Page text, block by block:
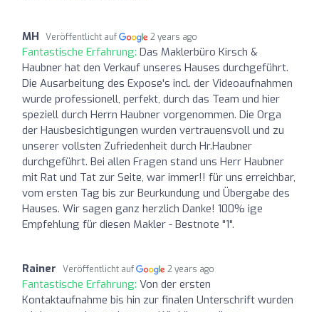
MH Veröffentlicht auf 2 years ago
Fantastische Erfahrung: Das Maklerbüro Kirsch &
Haubner hat den Verkauf unseres Hauses durchgeführt.
Die Ausarbeitung des Expose's incl. der Videoaufnahmen
wurde professionell, perfekt, durch das Team und hier
speziell durch Herrn Haubner vorgenommen. Die Orga
der Hausbesichtigungen wurden vertrauensvoll und zu
unserer vollsten Zufriedenheit durch Hr.Haubner
durchgeführt. Bei allen Fragen stand uns Herr Haubner
mit Rat und Tat zur Seite, war immer!! für uns erreichbar,
vom ersten Tag bis zur Beurkundung und Übergabe des
Hauses. Wir sagen ganz herzlich Danke! 100% ige
Empfehlung für diesen Makler - Bestnote "1".
Rainer Veröffentlicht auf 2 years ago
Fantastische Erfahrung: Von der ersten
Kontaktaufnahme bis hin zur finalen Unterschrift wurden